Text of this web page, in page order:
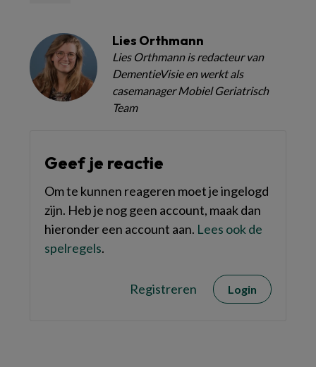
Lies Orthmann
Lies Orthmann is redacteur van
DementieVisie en werkt als
casemanager Mobiel Geriatrisch
Team
Geef je reactie
Om te kunnen reageren moet je ingelogd
zijn. Heb je nog geen account, maak dan
hieronder een account aan. Lees ook de
spelregels.
Registreren Login